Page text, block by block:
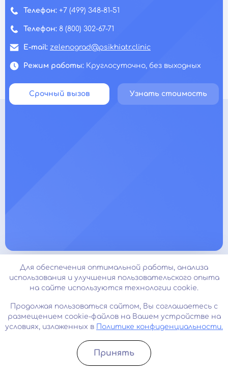
Телефон: +7 (499) 348-81-51
Телефон: 8 (800) 302-67-71
E-mail: zelenograd@psikhiatr.clinic
Режим работы: Круглосуточно, без выходных
Срочный вызов Узнать стоимость
Клиника психиатра-нарколога
ДОКТОРА ГЛАДЫШЕВА
Узнать стоимость Срочный вызов
Карта сайта
Записатьcя
Для обеспечения оптимальной работы, анализа
использования и улучшения пользовательского опыта
на сайте используются технологии cookie.
Продолжая пользоваться сайтом, Вы соглашаетесь с
размещением cookie-файлов на Вашем устройстве на
условиях, изложенных в
Политике конфиденциальности.
Принять